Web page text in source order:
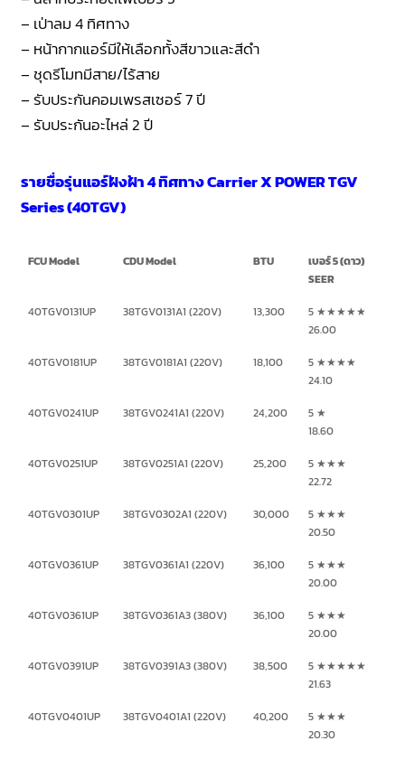
– เป่าลม 4 ทิศทาง
– หน้ากากแอร์มีให้เลือกทั้งสีขาวและสีดำ
– ชุดรีโมทมีสาย/ไร้สาย
– รับประกันคอมเพรสเซอร์ 7 ปี
– รับประกันอะไหล่ 2 ปี
รายชื่อรุ่นแอร์ฝังฝ้า 4 ทิศทาง Carrier X POWER TGV
Series (40TGV)
FCU Model CDU Model BTU
เบอร์ 5 (ดาว)
SEER
40TGV0131UP
38TGV0131A1 (220V) 13,300
5 ★★★★★
26.00
40TGV0181UP
38TGV0181A1 (220V) 18,100
5 ★★★★
24.10
40TGV0241UP
38TGV0241A1 (220V) 24,200
5 ★
18.60
40TGV0251UP
38TGV0251A1 (220V) 25,200
5 ★★★
22.72
40TGV0301UP
38TGV0302A1 (220V) 30,000
5 ★★★
20.50
40TGV0361UP
38TGV0361A1 (220V) 36,100
5 ★★★
20.00
40TGV0361UP
38TGV0361A3 (380V) 36,100
5 ★★★
20.00
40TGV0391UP
38TGV0391A3 (380V) 38,500
5 ★★★★★
21.63
40TGV0401UP
38TGV0401A1 (220V) 40,200
5 ★★★
20.30